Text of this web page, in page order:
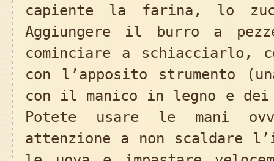
capiente la farina, lo
Aggiungere il burro a
cominciare a schiacciarlo,
con l’apposito strumento
con il manico in legno e
Potete usare le mani
attenzione a non scaldare